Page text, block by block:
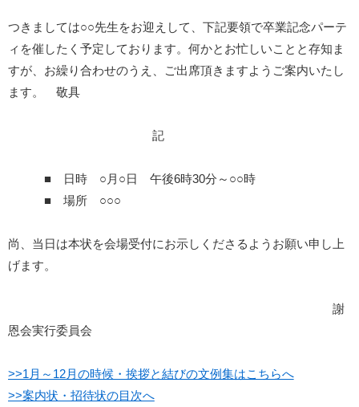
つきましては○○先生をお迎えして、下記要領で卒業記念パーテ
ィを催したく予定しております。何かとお忙しいことと存知ま
すが、お繰り合わせのうえ、ご出席頂きますようご案内いたし
ます。 敬具
記
■ 日時 ○月○日 午後6時30分～○○時
■ 場所 ○○○
尚、当日は本状を会場受付にお示しくださるようお願い申し上
げます。
謝
恩会実行委員会
>>1月～12月の時候・挨拶と結びの文例集はこちらへ
>>案内状・招待状の目次へ